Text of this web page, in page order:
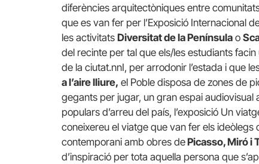
diferències arquitectòniques entre
que es van fer per l’Exposició Internacional
les activitats Diversitat de la Península o
del recinte per tal que els/les estudiants
de la ciutat.nnI, per arrodonir l’estada i que
a l’aire lliure, el Poble disposa de zones de
gegants per jugar, un gran espai audiovisual
populars d’arreu del país, l’exposició Un
coneixereu el viatge que van fer els ideòlegs
contemporani amb obres dePicasso, Miró i
d’inspiració per tota aquella persona que